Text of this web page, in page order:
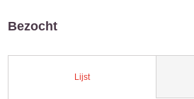
Bezocht
Lijst